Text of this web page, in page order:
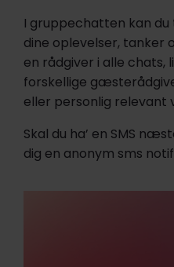
I gruppechatten kan
dine oplevelser, tanker
en rådgiver i alle chats,
forskellige
eller personlig relevant
Skal du ha’ en SMS
dig en anonym sms